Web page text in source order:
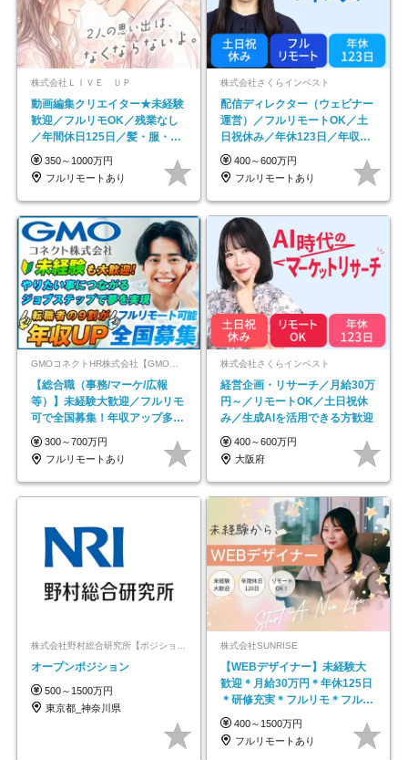
株式会社ＬＩＶＥ ＵＰ
動画編集クリエイター★未経験
歓迎／フルリモOK／残業なし
／年間休日125日／髪・服・ネ
イル自由／研修充実で安心
350～1000万円
フルリモートあり
株式会社さくらインベスト
配信ディレクター（ウェビナー
運営）／フルリモートOK／土
日祝休み／年休123日／年収
600万円可
400～600万円
フルリモートあり
GMOコネクトHR株式会社【GMOインターネットグループ】
【総合職（事務/マーケ/広報
等）】未経験大歓迎／フルリモ
可で全国募集！年収アップ多数
★年休最大130日★
300～700万円
フルリモートあり
株式会社さくらインベスト
経営企画・リサーチ／月給30万
円～／リモートOK／土日祝休
み／生成AIを活用できる方歓迎
400～600万円
大阪府
オープンポジション
500～1500万円
東京都_神奈川県
株式会社SUNRISE
【WEBデザイナー】未経験大
歓迎＊月給30万円＊年休125日
＊研修充実＊フルリモ＊フルフ
レックス＊
400～1500万円
フルリモートあり